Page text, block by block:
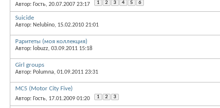
Автор: Гость, 20.07.2007 23:17 1 2 3 4 5 6
Suicide
Автор: Nelubino, 15.02.2010 21:01
Раритеты (моя коллекция)
Автор: lobuzz, 03.09.2011 15:18
Girl groups
Автор: Polumna, 01.09.2011 23:31
MC5 (Motor City Five)
Автор: Гость, 17.01.2009 01:20 1 2 3